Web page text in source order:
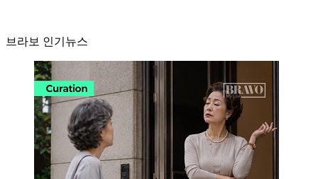
브라보 인기뉴스